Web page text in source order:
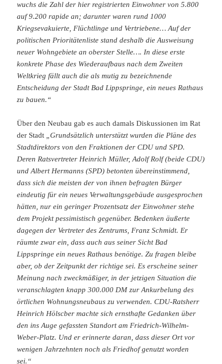
wuchs die Zahl der hier registrierten Einwohner von 5.800
auf 9.200 rapide an; darunter waren rund 1000
Kriegsevakuierte, Flüchtlinge und Vertriebene… Auf der
politischen Prioritätenliste stand deshalb die Ausweisung
neuer Wohngebiete an oberster Stelle…. In diese erste
konkrete Phase des Wiederaufbaus nach dem Zweiten
Weltkrieg fällt auch die als mutig zu bezeichnende
Entscheidung der Stadt Bad Lipp­springe, ein neues Rathaus
zu bauen.“
Über den Neubau gab es auch damals Diskussionen im Rat
der Stadt „Grundsätzlich unterstützt wurden die Pläne des
Stadtdirektors von den Fraktionen der CDU und SPD.
Deren Ratsvertreter Heinrich Müller, Adolf Rolf (beide CDU)
und Albert Hermanns (SPD) betonten übereinstimmend,
dass sich die meisten der von ihnen befragten Bürger
eindeutig für ein neues Verwaltungsgebäude ausge­sprochen
hätten, nur ein geringer Prozentsatz der Einwohner stehe
dem Pro­jekt pessimistisch gegenüber. Bedenken äußerte
dagegen der Vertreter des Zentrums, Franz Schmidt. Er
räumte zwar ein, dass auch aus seiner Sicht Bad
Lippspringe ein neues Rathaus benötige. Zu fragen bleibe
aber, ob der Zeitpunkt der richtige sei. Es erscheine seiner
Meinung nach zweckmäßiger, in der jet­zigen Situation die
veranschlagten knapp 300.000 DM zur Ankurbelung des
örtlichen Wohnungsneubaus zu verwenden. CDU-Ratsherr
Heinrich Hölscber machte sich ernsthafte Gedanken über
den ins Auge gefassten Standort am Friedrich-Wilhelm-
Weber-Platz. Und er erinnerte daran, dass dieser Ort vor
wenigen Jahrzehnten noch als Friedhof genutzt worden
sei.“